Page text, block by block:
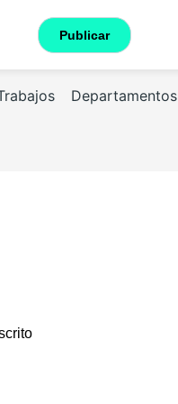
Publicar
Departamentos